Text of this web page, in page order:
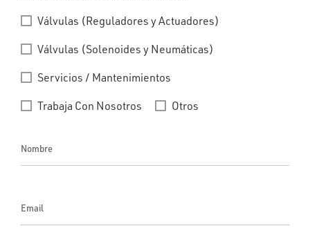
Válvulas (Reguladores y Actuadores)
Válvulas (Solenoides y Neumáticas)
Servicios / Mantenimientos
Trabaja Con Nosotros Otros
Nombre
Email